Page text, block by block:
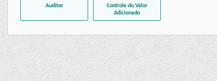
Auditor
Controle do Valor
Adicionado